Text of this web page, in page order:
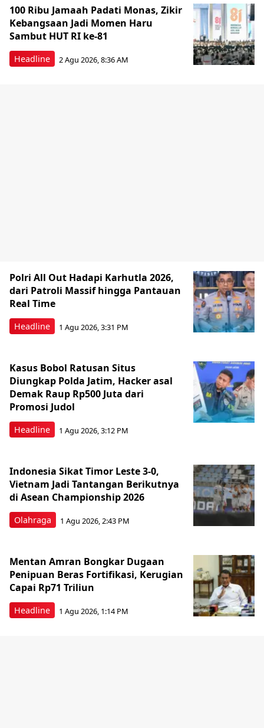
Headline
100 Ribu Jamaah Padati Monas, Zikir
Kebangsaan Jadi Momen Haru
Sambut HUT RI ke-81
2 Agu 2026, 8:36 AM
Headline
Polri All Out Hadapi Karhutla 2026,
dari Patroli Massif hingga Pantauan
Real Time
1 Agu 2026, 3:31 PM
Headline
Kasus Bobol Ratusan Situs
Diungkap Polda Jatim, Hacker asal
Demak Raup Rp500 Juta dari
Promosi Judol
1 Agu 2026, 3:12 PM
Olahraga
Indonesia Sikat Timor Leste 3-0,
Vietnam Jadi Tantangan Berikutnya
di Asean Championship 2026
1 Agu 2026, 2:43 PM
Headline
Mentan Amran Bongkar Dugaan
Penipuan Beras Fortifikasi, Kerugian
Capai Rp71 Triliun
1 Agu 2026, 1:14 PM